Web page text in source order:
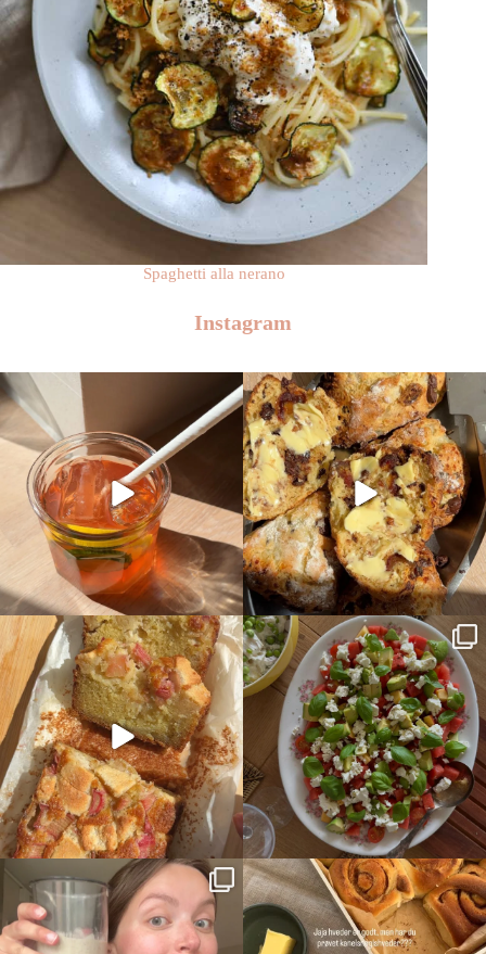
Spaghetti alla nerano
Instagram